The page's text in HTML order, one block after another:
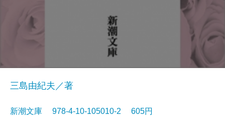
三島由紀夫／著
新潮文庫 978-4-10-105010-2 605円